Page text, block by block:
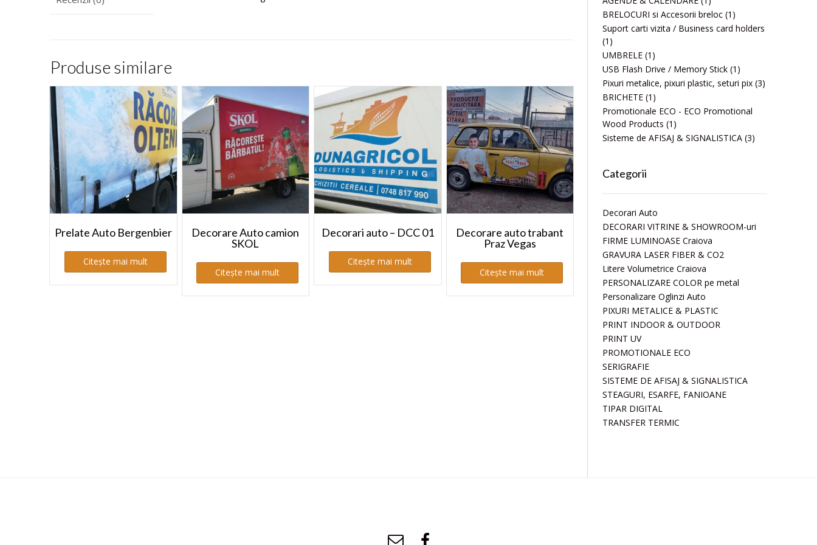
Produse similare
Prelate Auto Bergenbier
Citește mai mult
Decorare Auto camion
SKOL
Citește mai mult
Decorari auto – DCC 01
Citește mai mult
Decorare auto trabant
Praz Vegas
Citește mai mult
BRELOCURI si Accesorii breloc (1)
Suport carti vizita / Business card holders
(1)
UMBRELE (1)
USB Flash Drive / Memory Stick (1)
Pixuri metalice, pixuri plastic, seturi pix (3)
BRICHETE (1)
Promotionale ECO - ECO Promotional
Wood Products (1)
Sisteme de AFISAJ & SIGNALISTICA (3)
Categorii
Decorari Auto
DECORARI VITRINE & SHOWROOM-uri
FIRME LUMINOASE Craiova
GRAVURA LASER FIBER & CO2
Litere Volumetrice Craiova
PERSONALIZARE COLOR pe metal
Personalizare Oglinzi Auto
PIXURI METALICE & PLASTIC
PRINT INDOOR & OUTDOOR
PRINT UV
PROMOTIONALE ECO
SERIGRAFIE
SISTEME DE AFISAJ & SIGNALISTICA
STEAGURI, ESARFE, FANIOANE
TIPAR DIGITAL
TRANSFER TERMIC